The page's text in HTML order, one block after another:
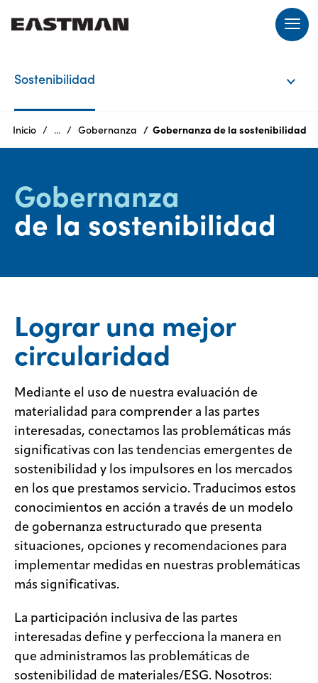
Products
Productos
Sostenibilidad
Oportunidades
Centro
de
medios
Legal
Privacidad
Buscador
de SDS
Responsabilidad
de la cadena de
suministro
MyInsideConnection
Contáctanos
Sostenibilidad
Inicio ... Gobernanza Gobernanza de la sostenibilidad
Gobernanza
de la sostenibilidad
Lograr una mejor
circularidad
Mediante el uso de nuestra evaluación de
materialidad para comprender a las partes
interesadas, conectamos las problemáticas más
significativas con las tendencias emergentes de
sostenibilidad y los impulsores en los mercados
en los que prestamos servicio. Traducimos estos
conocimientos en acción a través de un modelo
de gobernanza estructurado que presenta
situaciones, opciones y recomendaciones para
implementar medidas en nuestras problemáticas
más significativas.
La participación inclusiva de las partes
interesadas define y perfecciona la manera en
que administramos las problemáticas de
sostenibilidad de materiales/ESG. Nosotros: